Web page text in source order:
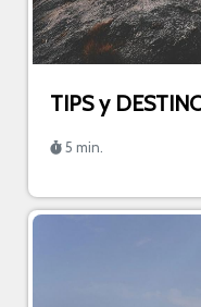
TIPS y
5 min.